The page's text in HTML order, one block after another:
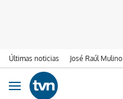
Últimas noticias José Raúl Mulino
Ir al contenido
Obrir navegació